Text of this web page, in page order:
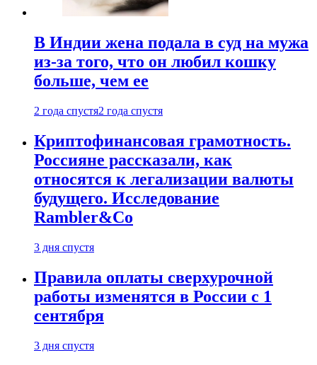
В Индии жена подала в суд на мужа
из-за того, что он любил кошку
больше, чем ее
2 года спустя2 года спустя
Криптофинансовая грамотность.
Россияне рассказали, как
относятся к легализации валюты
будущего. Исследование
Rambler&Co
3 дня спустя
Правила оплаты сверхурочной
работы изменятся в России с 1
сентября
3 дня спустя